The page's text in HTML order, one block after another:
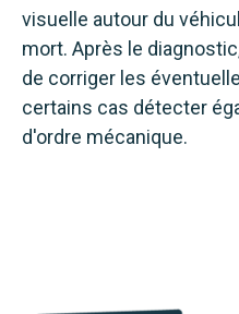
visuelle autour du
mort. Après le
de corriger les
certains cas détecter
d'ordre mécanique.